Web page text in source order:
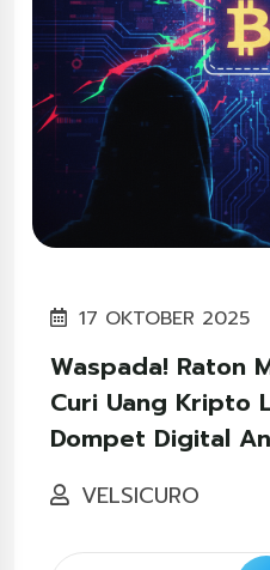
17 OKTOBER 2025
Waspada! Raton
Curi Uang Kripto
Dompet Digital
VELSICURO